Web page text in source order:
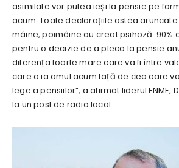
asimilate vor putea ieși la pensie pe
acum. Toate declarațiile astea
mâine, poimâine au creat psihoză. 90%
pentru o decizie de a pleca la pensie
diferența foarte mare care va fi între
care o ia omul acum față de cea care
lege a pensiilor”, a afirmat liderul FNME,
la un post de radio local.